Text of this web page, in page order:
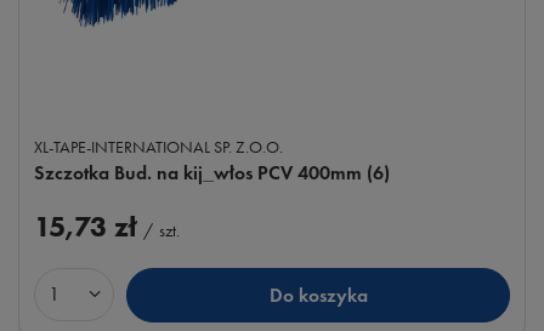
XL-TAPE-INTERNATIONAL SP. Z.O.O.
Szczotka Bud. na kij_włos PCV 400mm (6)
15,73 zł / szt.
Ilość produktów Do koszyka